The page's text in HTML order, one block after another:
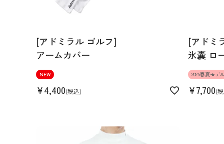
[アドミラル ゴルフ]
アームカバー
NEW
¥4,400 税込
[アドミ
氷嚢 ロ
2025春夏モデ
¥7,700